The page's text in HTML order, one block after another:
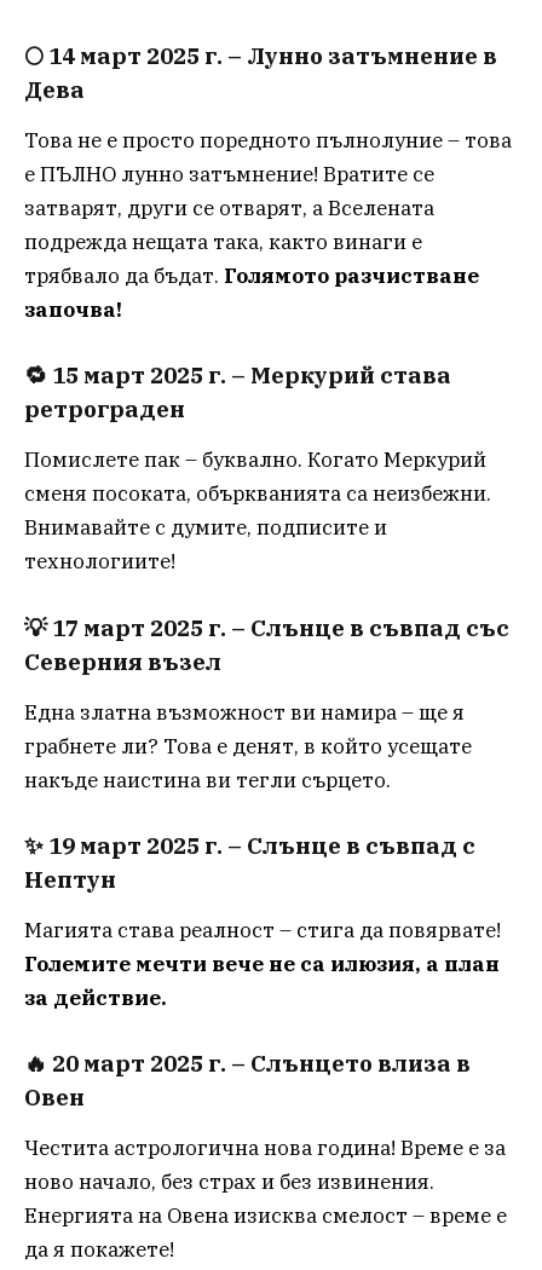
🌕 14 март 2025 г. – Лунно затъмнение в
Дева
Това не е просто поредното пълнолуние – това
е ПЪЛНО лунно затъмнение! Вратите се
затварят, други се отварят, а Вселената
подрежда нещата така, както винаги е
трябвало да бъдат. Голямото разчистване
започва!
🔁 15 март 2025 г. – Меркурий става
ретрограден
Помислете пак – буквално. Когато Меркурий
сменя посоката, объркванията са неизбежни.
Внимавайте с думите, подписите и
технологиите!
💡17 март 2025 г. – Слънце в съвпад със
Северния възел
Една златна възможност ви намира – ще я
грабнете ли? Това е денят, в който усещате
накъде наистина ви тегли сърцето.
✨ 19 март 2025 г. – Слънце в съвпад с
Нептун
Магията става реалност – стига да повярвате!
Големите мечти вече не са илюзия, а план
за действие.
🔥 20 март 2025 г. – Слънцето влиза в
Овен
Честита астрологична нова година! Време е за
ново начало, без страх и без извинения.
Енергията на Овена изисква смелост – време е
да я покажете!